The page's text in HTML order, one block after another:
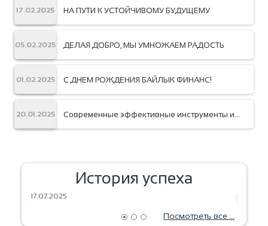
17.02.2025 НА ПУТИ К УСТОЙЧИВОМУ БУДУЩЕМУ
05.02.2025 ДЕЛАЯ ДОБРО, МЫ УМНОЖАЕМ РАДОСТЬ
01.02.2025 С ДНЕМ РОЖДЕНИЯ БАЙЛЫК ФИНАНС!
20.01.2025
Современные эффективные инструменты и
История успеха
ЗЕРНА МЕЧТЫ — УРОЖАЙ БУДУЩЕГО
17.07.2025
Посмотреть все ...